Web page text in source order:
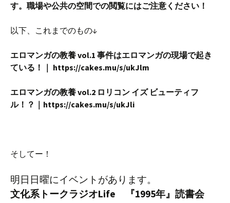
す。職場や公共の空間での閲覧にはご注意ください！
以下、これまでのもの↓
エロマンガの教養 vol.1 事件はエロマンガの現場で起き
ている！｜ https://cakes.mu/s/ukJlm
エロマンガの教養 vol.2 ロリコン イズ ビューティフ
ル！？｜https://cakes.mu/s/ukJli
そしてー！
明日日曜にイベントがあります。
文化系トークラジオLife
『1995年』読書会